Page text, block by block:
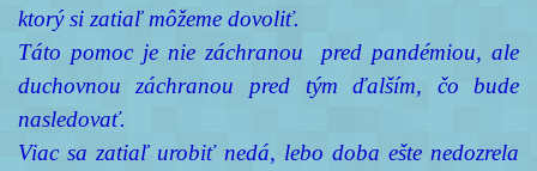
ktorý si zatiaľ môžeme dovoliť.
Táto pomoc je nie záchranou pred pandémiou, ale
duchovnou záchranou pred tým ďalším, čo bude
nasledovať.
Viac sa zatiaľ urobiť nedá, lebo doba ešte nedozrela